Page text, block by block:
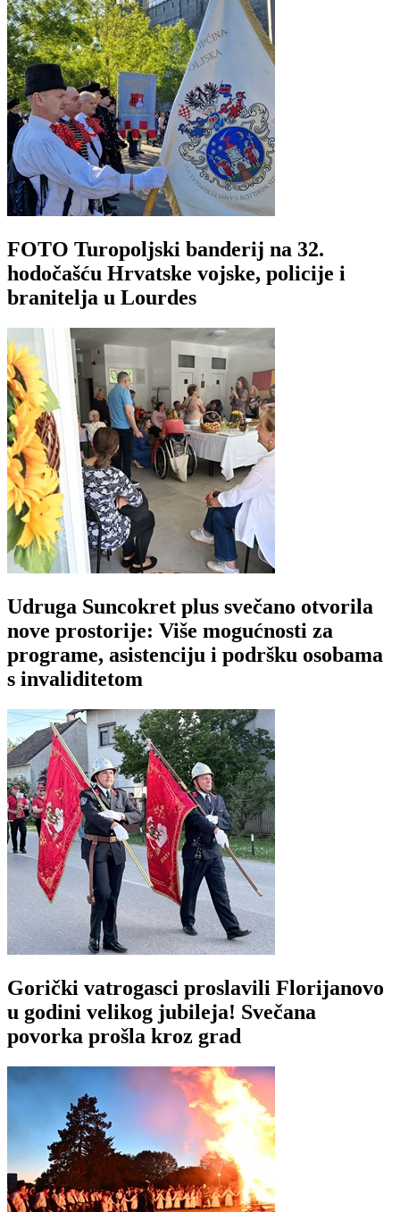
FOTO Turopoljski banderij na 32.
hodočašću Hrvatske vojske, policije i
branitelja u Lourdes
Udruga Suncokret plus svečano otvorila
nove prostorije: Više mogućnosti za
programe, asistenciju i podršku osobama
s invaliditetom
Gorički vatrogasci proslavili Florijanovo
u godini velikog jubileja! Svečana
povorka prošla kroz grad